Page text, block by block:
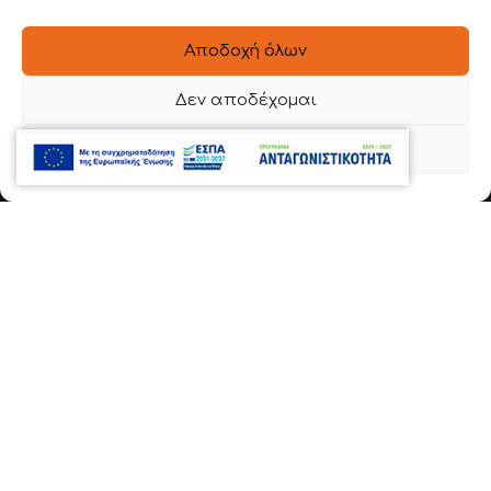
Αποδοχή όλων
Δεν αποδέχομαι
Προβολή προτιμήσεων
ΣΤΟΙΧΕΙΑ ΕΠΙΚΟΙΝΩΝΙΑΣ
22620 56888